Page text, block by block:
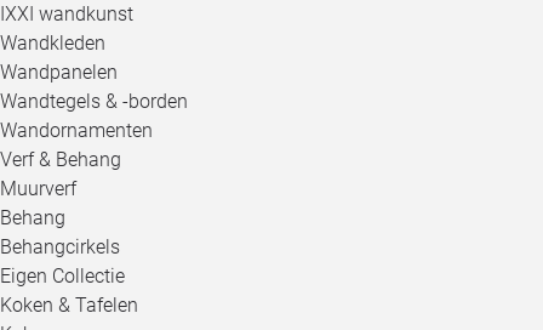
IXXI wandkunst
Wandkleden
Wandpanelen
Wandtegels & -borden
Wandornamenten
Verf & Behang
Muurverf
Behang
Behangcirkels
Eigen Collectie
Koken & Tafelen